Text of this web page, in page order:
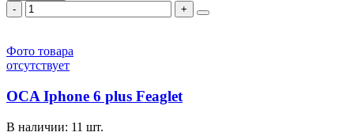
-
+
Фото товара
отсутствует
OCA Iphone 6 plus Feaglet
В наличии: 11 шт.